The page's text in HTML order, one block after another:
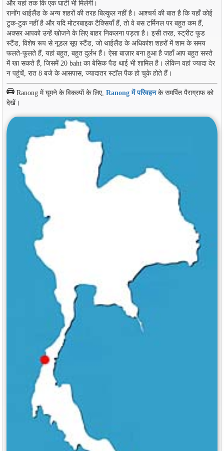
और यहां तक कि एक घाटी भी मिलेगी।
रानोंग थाईलैंड के अन्य शहरों की तरह बिल्कुल नहीं है। आश्चर्य की बात है कि यहाँ कोई
टुक-टुक नहीं है और यदि मोटरबाइक टैक्सियाँ हैं, तो वे बस टर्मिनल पर बहुत कम हैं,
अक्सर आपको उन्हें खोजने के लिए बाहर निकलना पड़ता है। इसी तरह, स्ट्रीट फूड
स्टैंड, विशेष रूप से नूडल सूप स्टैंड, जो थाईलैंड के अधिकांश शहरों में शाम के समय
फलते-फूलते हैं, यहां बहुत, बहुत दुर्लभ हैं। ऐसा बाज़ार बना हुआ है जहाँ आप बहुत सस्ते
में खा सकते हैं, जिसमें 20 baht का बेसिक पैड थाई भी शामिल है। लेकिन वहां ज्यादा देर
न पहुंचें, रात 8 बजे के आसपास, ज्यादातर स्टॉल पैक हो चुके होते हैं।
Ranong में घूमने के विकल्पों के लिए, Ranong में परिवहनके समर्पित पैराग्राफ को
देखें।